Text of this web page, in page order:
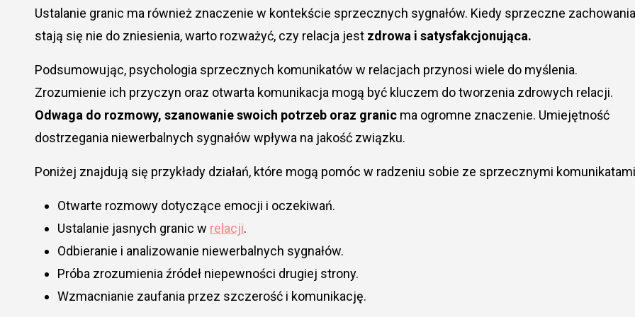
Ustalanie granic ma również znaczenie w kontekście sprzecznych sygnałów. Kiedy sprzeczne zachowania
stają się nie do zniesienia, warto rozważyć, czy relacja jest zdrowa i satysfakcjonująca.
Podsumowując, psychologia sprzecznych komunikatów w relacjach przynosi wiele do myślenia.
Zrozumienie ich przyczyn oraz otwarta komunikacja mogą być kluczem do tworzenia zdrowych relacji.
Odwaga do rozmowy, szanowanie swoich potrzeb oraz granic ma ogromne znaczenie. Umiejętność
dostrzegania niewerbalnych sygnałów wpływa na jakość związku.
Poniżej znajdują się przykłady działań, które mogą pomóc w radzeniu sobie ze sprzecznymi
Otwarte rozmowy dotyczące emocji i oczekiwań.
Ustalanie jasnych granic w relacji.
Odbieranie i analizowanie niewerbalnych sygnałów.
Próba zrozumienia źródeł niepewności drugiej strony.
Wzmacnianie zaufania przez szczerość i komunikację.